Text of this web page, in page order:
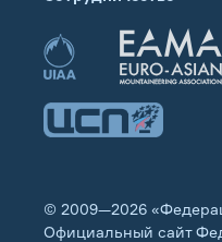
© 2009—2026
Официальный сайт